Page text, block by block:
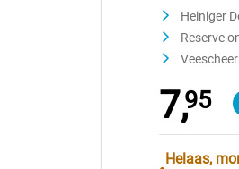
Heiniger
Reserve
7,95
Helaas,